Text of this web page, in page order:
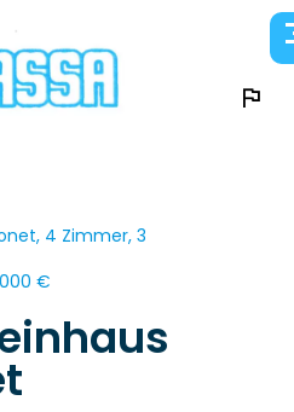
4 Zimmer, 3
€